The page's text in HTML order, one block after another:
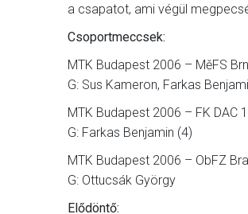
a csapatot, ami végül
Csoportmeccsek:
MTK Budapest 2006 – MěFS
G: Sus Kameron, Farkas
MTK Budapest 2006 – FK DAC
G: Farkas Benjamin (4)
MTK Budapest 2006 – ObFZ
G: Ottucsák György
Elődöntő: